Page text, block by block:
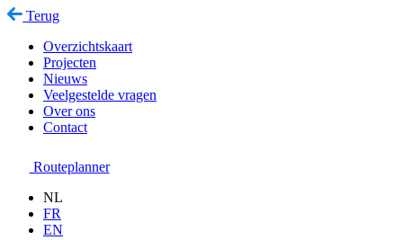
Terug
Overzichtskaart
Projecten
Nieuws
Veelgestelde vragen
Over ons
Contact
Routeplanner
NL
FR
EN